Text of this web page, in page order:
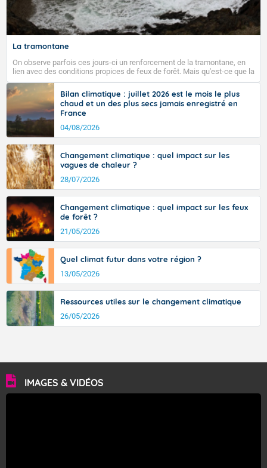
Fermer
La tramontane
On observe parfois ces jours-ci un renforcement de la tramontane, en
lien avec des conditions propices de feux de forêt. Mais qu'est-ce que la
tramontane ? Quelles sont ses caractéristiques ? La tramontane est un
vent turbulent soufflant de secteur nord-ouest à nord, ou ouest à nord-
ouest, dans un secteur qui part du Roussillon à la vallée de l’Aude et à
l’ouest de l’Hérault. L’étymologie de ce vent vient du latin trasmontanus,
signifiant au-delà des monts, en allusion aux régions montagneuses
d’où provient ce vent.
Bilan climatique : juillet 2026 est le mois le plus
chaud et un des plus secs jamais enregistré en
France
04/08/2026
Changement climatique : quel impact sur les
vagues de chaleur ?
28/07/2026
Changement climatique : quel impact sur les feux
de forêt ?
21/05/2026
Quel climat futur dans votre région ?
13/05/2026
Ressources utiles sur le changement climatique
26/05/2026
IMAGES & VIDÉOS